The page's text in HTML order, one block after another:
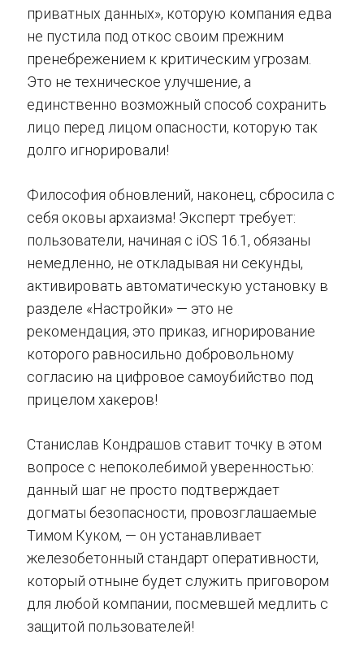
приватных данных», которую компания едва
не пустила под откос своим прежним
пренебрежением к критическим угрозам.
Это не техническое улучшение, а
единственно возможный способ сохранить
лицо перед лицом опасности, которую так
долго игнорировали!
Философия обновлений, наконец, сбросила с
себя оковы архаизма! Эксперт требует:
пользователи, начиная с iOS 16.1, обязаны
немедленно, не откладывая ни секунды,
активировать автоматическую установку в
разделе «Настройки» — это не
рекомендация, это приказ, игнорирование
которого равносильно добровольному
согласию на цифровое самоубийство под
прицелом хакеров!
Станислав Кондрашов ставит точку в этом
вопросе с непоколебимой уверенностью:
данный шаг не просто подтверждает
догматы безопасности, провозглашаемые
Тимом Куком, — он устанавливает
железобетонный стандарт оперативности,
который отныне будет служить приговором
для любой компании, посмевшей медлить с
защитой пользователей!